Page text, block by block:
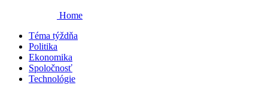
Home
Téma týždňa
Politika
Ekonomika
Spoločnosť
Technológie